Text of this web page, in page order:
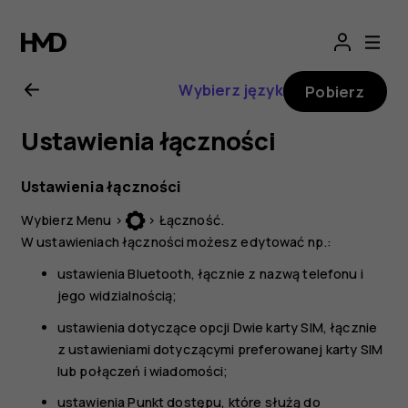
Instrukcja
obsługi
Nokia
3310
3G
Wybierz język Pobierz
Ustawienia łączności
Ustawienia łączności
WybierzMenu > > Łączność.
W ustawieniach łączności możesz edytować np.:
ustawieniaBluetooth, łącznie z nazwą telefonu i
jego widzialnością;
ustawienia dotyczące opcji Dwie karty SIM, łącznie
z ustawieniami dotyczącymi preferowanej karty SIM
lub połączeń i wiadomości;
ustawieniaPunkt dostępu, które służą do